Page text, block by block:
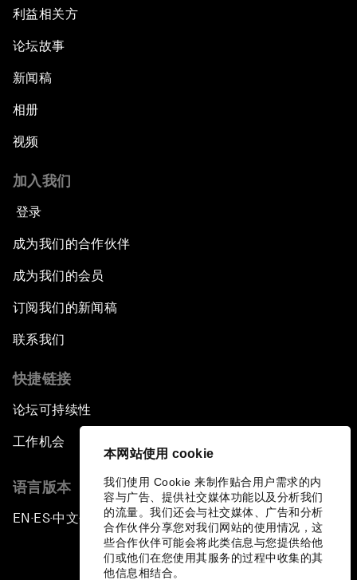
本网站使用 cookie
我们使用 Cookie 来制作贴合用户需求的内
容与广告、提供社交媒体功能以及分析我们
的流量。我们还会与社交媒体、广告和分析
合作伙伴分享您对我们网站的使用情况，这
些合作伙伴可能会将此类信息与您提供给他
们或他们在您使用其服务的过程中收集的其
他信息相结合。
利益相关方
论坛故事
新闻稿
相册
视频
加入我们
登录
成为我们的合作伙伴
成为我们的会员
订阅我们的新闻稿
联系我们
快捷链接
论坛可持续性
工作机会
语言版本
EN ▪ES▪中文▪ 日本語